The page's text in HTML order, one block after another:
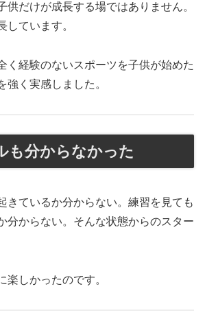
供だけが成長する場ではありません。
しています。
く経験のないスポーツを子供が始めた
強く実感しました。
も分からなかった
きているか分からない。練習を見ても
分からない。そんな状態からのスター
楽しかったのです。